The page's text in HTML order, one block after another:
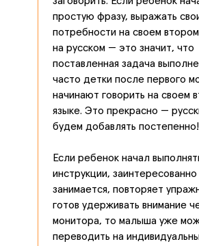
простую фразу, выражать
потребности на своем
на русском — это значит, что
поставленная задача
часто детки после первого
начинают говорить на своем
языке. Это прекрасно —
будем добавлять постепенно!
Если ребенок начал
инструкции, заинтересованно
занимается, повторяет
готов удерживать внимание
монитора, то малыша уже
переводить на